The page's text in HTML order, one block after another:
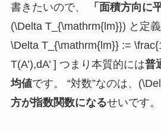
書きたいので、
「面積方向に
(\Delta T_{\mathrm{lm}}) と定
\Delta T_{\mathrm{lm}} :=
T(A’),dA’ ] つまり本質的には普
均値です。 “対数”なのは、
方が指数関数になるせいです。